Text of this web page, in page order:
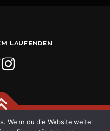
LAUFENDEN
Stadt Verden (Aller)
Wenn du die Website weiter